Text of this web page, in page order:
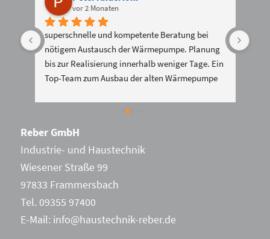
vor 2 Monaten
superschnelle und kompetente Beratung bei
nötigem Austausch der Wärmepumpe. Planung
bis zur Realisierung innerhalb weniger Tage. Ein
Top-Team zum Ausbau der alten Wärmepumpe
Wärmepumpe - in knapp 1,5 Tagen war der
zufriedenstellend.
Reber GmbH
Industrie- und Haustechnik
Wiesener Straße 99
97833 Frammersbach
Tel. 09355 97400
E-Mail: info@haustechnik-reber.de